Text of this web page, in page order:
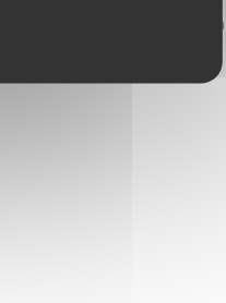
que le mois et